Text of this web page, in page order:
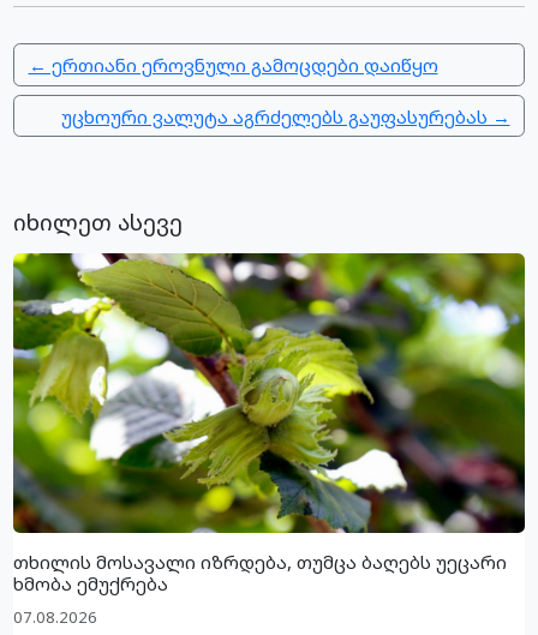
← ერთიანი ეროვნული გამოცდები დაიწყო
უცხოური ვალუტა აგრძელებს გაუფასურებას →
იხილეთ ასევე
თხილის მოსავალი იზრდება, თუმცა ბაღებს უეცარი
ხმობა ემუქრება
07.08.2026